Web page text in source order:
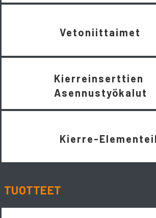
Vetoniittaimet
Kierreinserttien
Asennustyökalut
Kierre-
TUOTTEET